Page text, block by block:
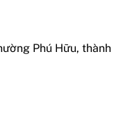
Phú Hữu, thành